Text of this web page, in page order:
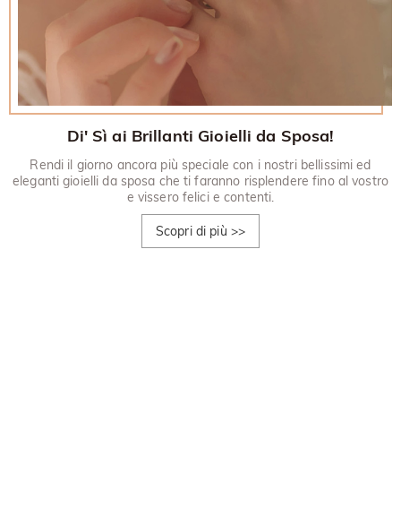
Di' Sì ai Brillanti Gioielli da Sposa!
Rendi il giorno ancora più speciale con i nostri bellissimi ed
eleganti gioielli da sposa che ti faranno risplendere fino al vostro
e vissero felici e contenti.
Scopri di più >>